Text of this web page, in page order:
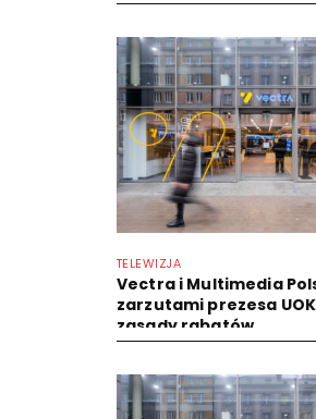
TELEWIZJA
Vectra i Multimedia
zarzutami prezesa
zasady rabatów